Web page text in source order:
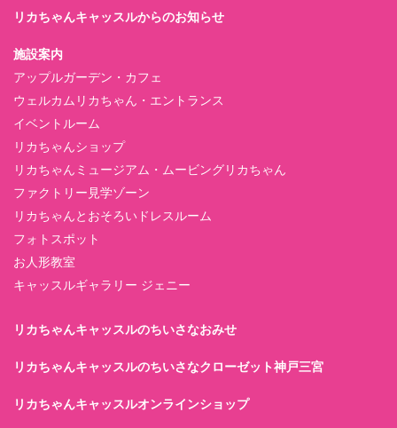
リカちゃんキャッスルからのお知らせ
施設案内
アップルガーデン・カフェ
ウェルカムリカちゃん・エントランス
イベントルーム
リカちゃんショップ
リカちゃんミュージアム・ムービングリカちゃん
ファクトリー見学ゾーン
リカちゃんとおそろいドレスルーム
フォトスポット
お人形教室
キャッスルギャラリー ジェニー
リカちゃんキャッスルのちいさなおみせ
リカちゃんキャッスルのちいさなクローゼット神戸三宮
リカちゃんキャッスルオンラインショップ